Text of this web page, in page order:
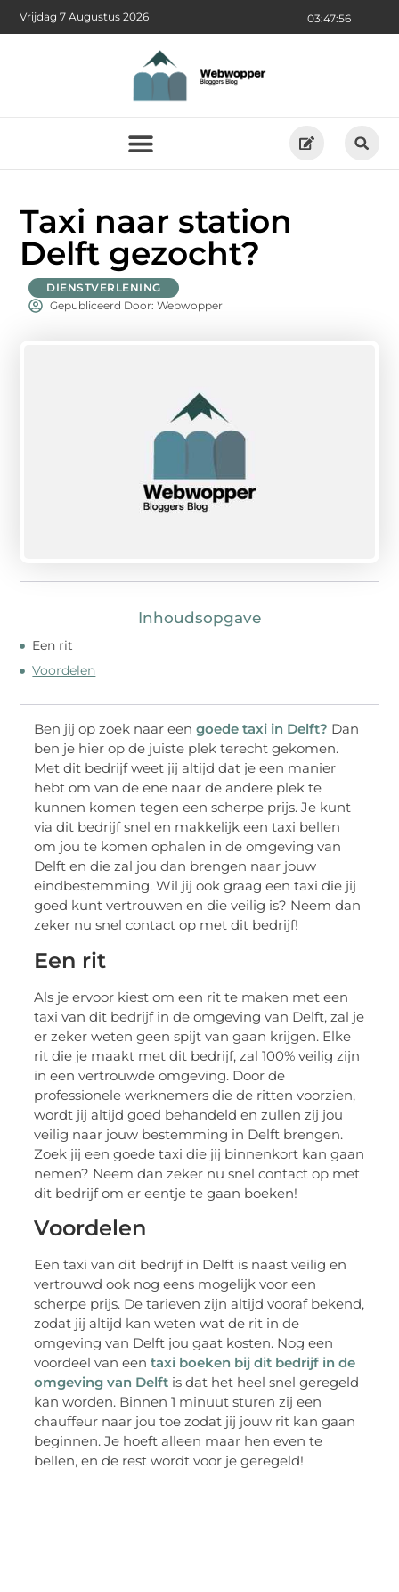
03:47:56
Vrijdag 7 Augustus 2026
Taxi naar station
Delft gezocht?
DIENSTVERLENING
Gepubliceerd Door: Webwopper
Inhoudsopgave
Een rit
Voordelen
Ben jij op zoek naar eengoede taxi in Delft? Dan
ben je hier op de juiste plek terecht gekomen.
Met dit bedrijf weet jij altijd dat je een manier
hebt om van de ene naar de andere plek te
kunnen komen tegen een scherpe prijs. Je kunt
via dit bedrijf snel en makkelijk een taxi bellen
om jou te komen ophalen in de omgeving van
Delft en die zal jou dan brengen naar jouw
eindbestemming. Wil jij ook graag een taxi die jij
goed kunt vertrouwen en die veilig is? Neem dan
zeker nu snel contact op met dit bedrijf!
Een rit
Als je ervoor kiest om een rit te maken met een
taxi van dit bedrijf in de omgeving van Delft, zal je
er zeker weten geen spijt van gaan krijgen. Elke
rit die je maakt met dit bedrijf, zal 100% veilig zijn
in een vertrouwde omgeving. Door de
professionele werknemers die de ritten voorzien,
wordt jij altijd goed behandeld en zullen zij jou
veilig naar jouw bestemming in Delft brengen.
Zoek jij een goede taxi die jij binnenkort kan gaan
nemen? Neem dan zeker nu snel contact op met
dit bedrijf om er eentje te gaan boeken!
Voordelen
Een taxi van dit bedrijf in Delft is naast veilig en
vertrouwd ook nog eens mogelijk voor een
scherpe prijs. De tarieven zijn altijd vooraf bekend,
zodat jij altijd kan weten wat de rit in de
omgeving van Delft jou gaat kosten. Nog een
voordeel van eentaxi boeken bij dit bedrijf in de
omgeving van Delft is dat het heel snel geregeld
kan worden. Binnen 1 minuut sturen zij een
chauffeur naar jou toe zodat jij jouw rit kan gaan
beginnen. Je hoeft alleen maar hen even te
bellen, en de rest wordt voor je geregeld!